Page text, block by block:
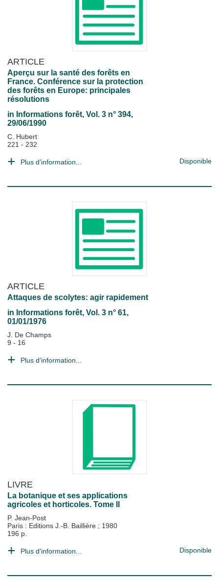
ARTICLE
Aperçu sur la santé des forêts en
France. Conférence sur la protection
des forêts en Europe: principales
résolutions
in Informations forêt, Vol. 3 n° 394,
29/06/1990
C. Hubert
221 - 232
Plus d'information... Disponible
ARTICLE
Attaques de scolytes: agir rapidement
in Informations forêt, Vol. 3 n° 61,
01/01/1976
J. De Champs
9 - 16
Plus d'information...
LIVRE
La botanique et ses applications
agricoles et horticoles. Tome II
P. Jean-Post
Paris : Editions J.-B. Baillière ; 1980
196 p.
Plus d'information... Disponible